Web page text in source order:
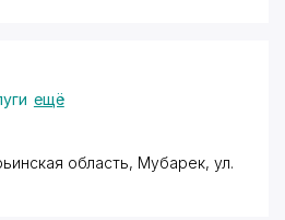
ещё
область, Мубарек, ул.